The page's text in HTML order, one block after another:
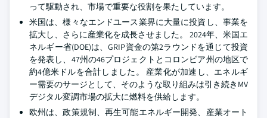
って駆動され、市場で重要な役割を果たしています。
米国は、様々なエンドユース業界に大量に投資し、事業を
拡大し、さらに産業化を成長させました。 2024年、米国エ
ネルギー省(DOE)は、GRIP資金の第2ラウンドを通じて投資
を発表し、47州の46プロジェクトとコロンビア州の地区で
約4億米ドルを合計しました。 産業化が加速し、エネルギ
ー需要のサージとして、そのような取り組みは引き続きMV
デジタル変調市場の拡大に燃料を供給します。
欧州は、政策規制、再生可能エネルギー開発、産業オート